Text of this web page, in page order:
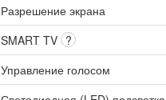
Разрешение экрана
SMART TV ?
Управление голосом